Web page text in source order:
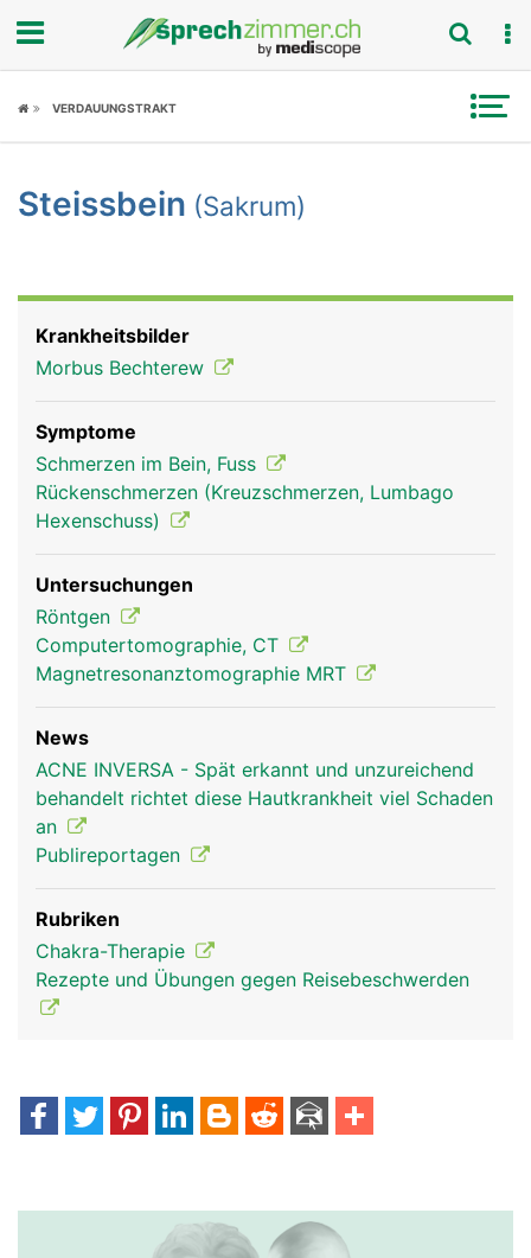
Fokus
Symptome
News
Ratgeber
Rubriken
VERDAUUNGSTRAKT
Steissbein (Sakrum)
Krankheitsbilder
Morbus Bechterew
Symptome
Schmerzen im Bein, Fuss
Rückenschmerzen (Kreuzschmerzen, Lumbago
Hexenschuss)
Untersuchungen
Röntgen
Computertomographie, CT
Magnetresonanztomographie MRT
News
ACNE INVERSA - Spät erkannt und unzureichend
behandelt richtet diese Hautkrankheit viel Schaden
an
Publireportagen
Rubriken
Chakra-Therapie
Rezepte und Übungen gegen Reisebeschwerden